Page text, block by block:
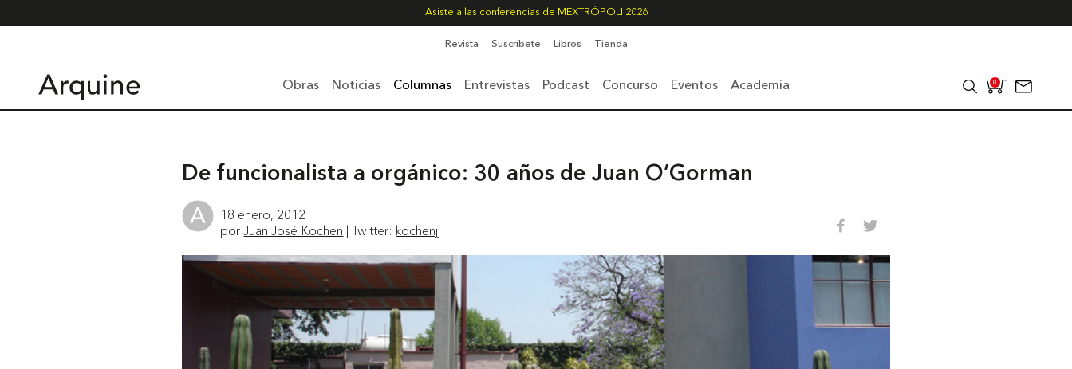
Asiste a las conferencias de MEXTRÓPOLI 2026
Revista Suscríbete Libros Tienda
Obras Noticias Columnas Entrevistas Podcast Concurso Eventos Academia 0
De funcionalista a orgánico: 30 años de Juan O’Gorman
18 enero, 2012
porJuan José Kochen | Twitter: kochenjj